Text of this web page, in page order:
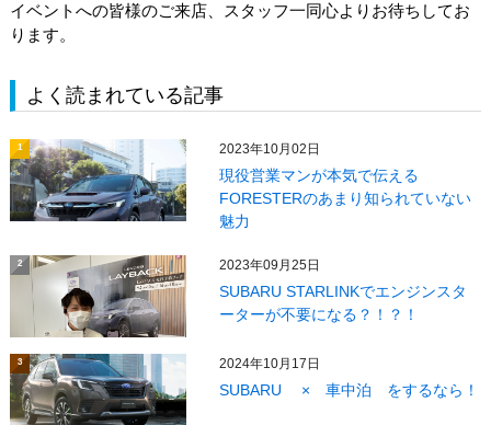
イベントへの皆様のご来店、スタッフ一同心よりお待ちしてお
ります。
よく読まれている記事
1 2023年10月02日
現役営業マンが本気で伝える
FORESTERのあまり知られていない
魅力
2 2023年09月25日
SUBARU STARLINKでエンジンスタ
ーターが不要になる？！？！
3 2024年10月17日
SUBARU × 車中泊 をするなら！